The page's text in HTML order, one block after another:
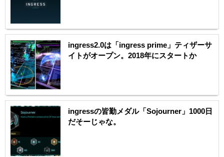
ingress2.0は「ingress prime」ティザーサ
イトがオープン。2018年にスタートか
ingressの皆勤メダル「Sojourner」1000日
だそーじゃな。